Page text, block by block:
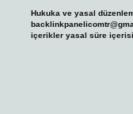
Hukuka ve yasal
içerikler yasal süre